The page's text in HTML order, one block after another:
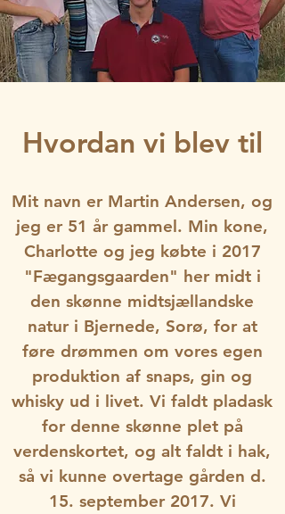
Hvordan vi blev til
Mit navn er Martin Andersen, og
jeg er 51 år gammel. Min kone,
Charlotte og jeg købte i 2017
"Fægangsgaarden" her midt i
den skønne midtsjællandske
natur i Bjernede, Sorø, for at
føre drømmen om vores egen
produktion af snaps, gin og
whisky ud i livet. Vi faldt pladask
for denne skønne plet på
verdenskortet, og alt faldt i hak,
så vi kunne overtage gården d.
15. september 2017. Vi